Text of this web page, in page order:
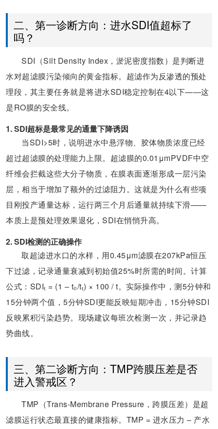
二、第一诊断方向：进水SDI值超标了
吗？
SDI（Silt Density Index，淤泥密度指数）是判断进
水对超滤膜污染倾向的黄金指标。超滤作为反渗透的预处
理段，其主要任务就是将进水SDI稳定控制在4以下——这
是RO膜的安全线。
1. SDI超标是最常见的通量下降诱因
当SDI>5时，说明进水中悬浮物、胶体物质浓度已经
超过超滤膜的处理能力上限。超滤膜的0.01μmPVDF中空
纤维会拦截这些大分子物质，在膜表面逐渐形成一层污染
层，相当于增加了额外的过滤阻力。这就是为什么有些项
目刚投产通量达标，运行两三个月后通量就持续下滑——
本质上是预处理效果退化，SDI在悄悄升高。
2. SDI检测的正确操作
取超滤进水口的水样，用0.45μm滤膜在207kPa恒压
下过滤，记录通量衰减到初始值25%时所需的时间。计算
公式：SDIₜ = (1 – t₀/tₜ) × 100 / t。实际操作中，测5分钟和
15分钟两个值，5分钟SDI更能反映短期冲击，15分钟SDI
反映累积污染趋势。现场建议每班次检测一次，并记录趋
势曲线。
三、第二诊断方向：TMP跨膜压差是否
进入警戒区？
TMP（Trans-Membrane Pressure，跨膜压差）是超
滤膜运行状态最直接的健康指标。TMP = 进水压力 – 产水